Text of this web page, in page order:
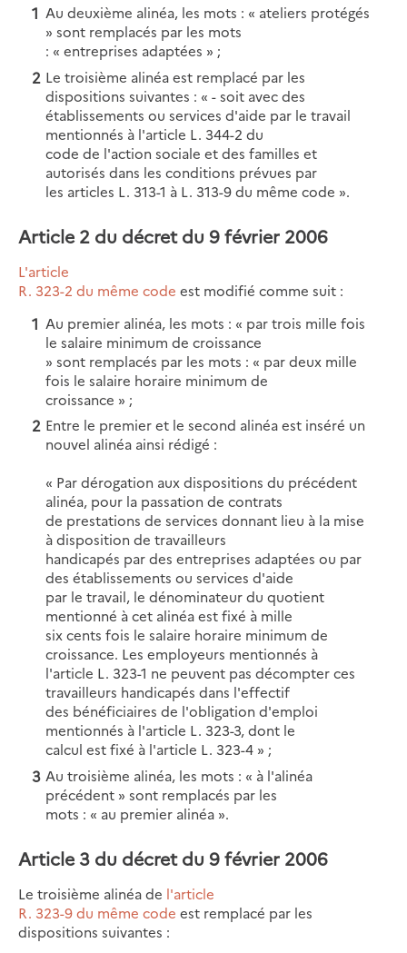
Au deuxième alinéa, les mots : « ateliers protégés
» sont remplacés par les mots
: « entreprises adaptées » ;
Le troisième alinéa est remplacé par les
dispositions suivantes : « - soit avec des
établissements ou services d'aide par le travail
mentionnés à l'article L. 344-2 du
code de l'action sociale et des familles et
autorisés dans les conditions prévues par
les articles L. 313-1 à L. 313-9 du même code ».
Article 2 du décret du 9 février 2006
L'article
R. 323-2 du même code est modifié comme suit :
Au premier alinéa, les mots : « par trois mille fois
le salaire minimum de croissance
» sont remplacés par les mots : « par deux mille
fois le salaire horaire minimum de
croissance » ;
Entre le premier et le second alinéa est inséré un
nouvel alinéa ainsi rédigé :
« Par dérogation aux dispositions du précédent
alinéa, pour la passation de contrats
de prestations de services donnant lieu à la mise
à disposition de travailleurs
handicapés par des entreprises adaptées ou par
des établissements ou services d'aide
par le travail, le dénominateur du quotient
mentionné à cet alinéa est fixé à mille
six cents fois le salaire horaire minimum de
croissance. Les employeurs mentionnés à
l'article L. 323-1 ne peuvent pas décompter ces
travailleurs handicapés dans l'effectif
des bénéficiaires de l'obligation d'emploi
mentionnés à l'article L. 323-3, dont le
calcul est fixé à l'article L. 323-4 » ;
Au troisième alinéa, les mots : « à l'alinéa
précédent » sont remplacés par les
mots : « au premier alinéa ».
Article 3 du décret du 9 février 2006
Le troisième alinéa de l'article
R. 323-9 du même code est remplacé par les
dispositions suivantes :